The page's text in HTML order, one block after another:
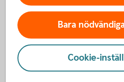
Få ett råd om ditt
Bara
Cookie-